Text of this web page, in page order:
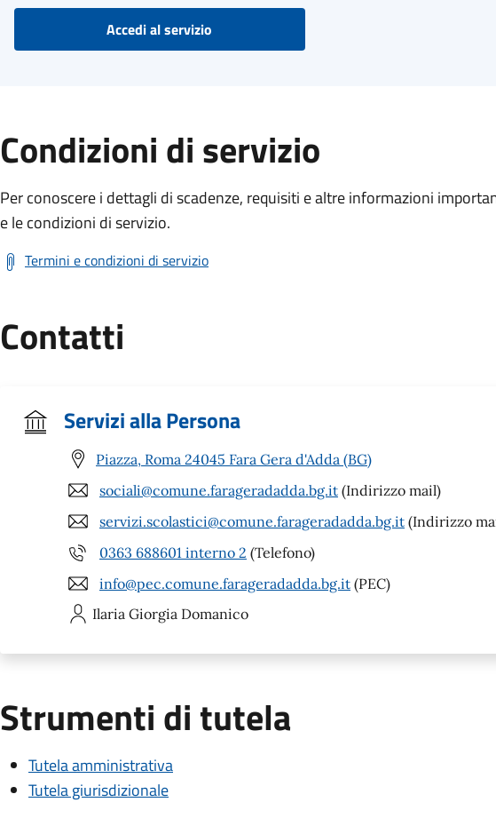
Accedi al servizio
Condizioni di servizio
Per conoscere i dettagli di scadenze, requisiti e altre informazioni
e le condizioni di servizio.
Termini e condizioni di servizio
Contatti
Servizi alla Persona
Piazza, Roma 24045 Fara Gera d'Adda (BG)
sociali@comune.farageradadda.bg.it (Indirizzo mail)
servizi.scolastici@comune.farageradadda.bg.it (Indirizzo
0363 688601 interno 2 (Telefono)
info@pec.comune.farageradadda.bg.it (PEC)
Ilaria Giorgia Domanico
Strumenti di tutela
Tutela amministrativa
Tutela giurisdizionale